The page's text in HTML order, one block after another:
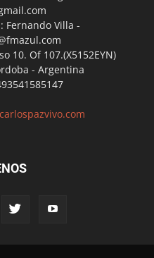
Fernando Villa -
10. Of 107.(X5152EYN)
- Argentina